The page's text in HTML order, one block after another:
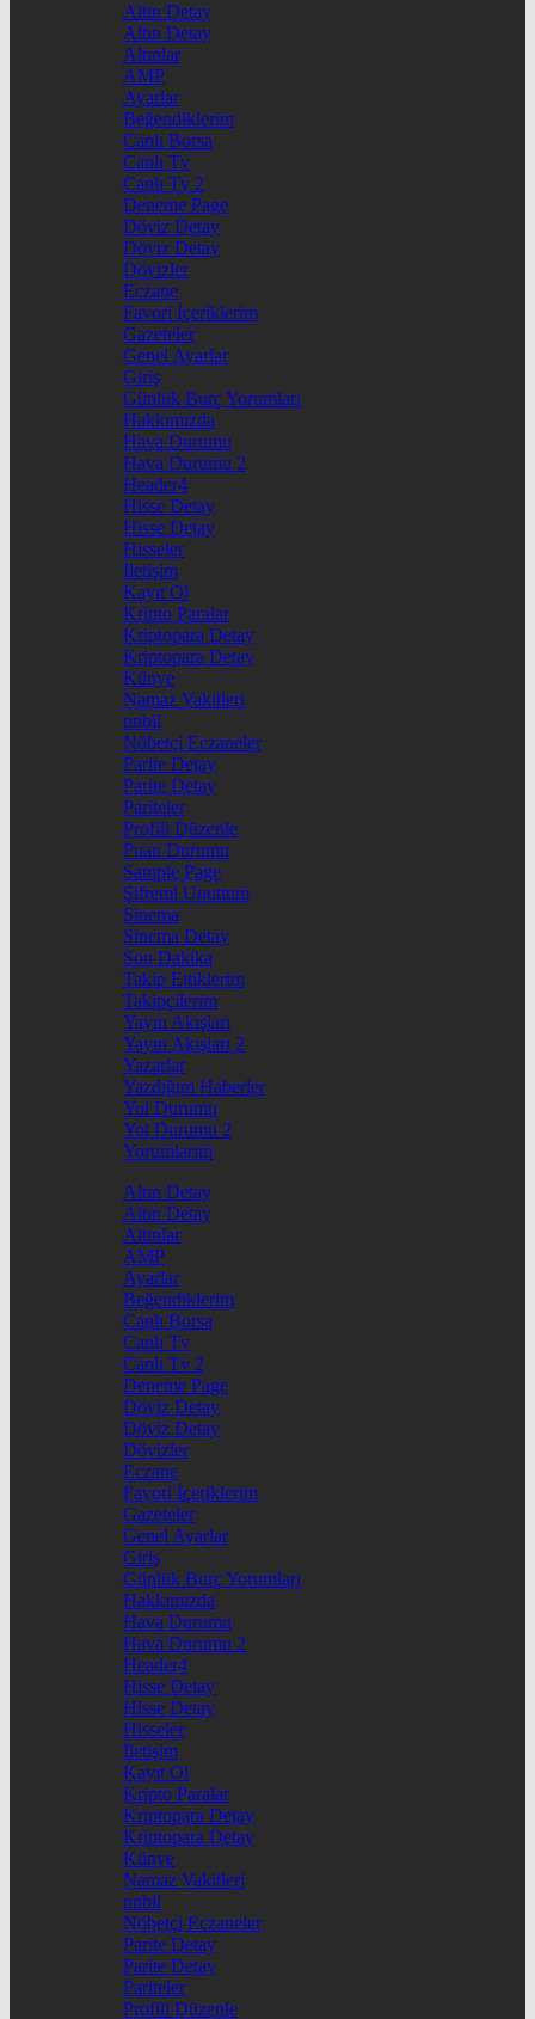
Altın Detay
Altın Detay
Altınlar
AMP
Ayarlar
Beğendiklerim
Canlı Borsa
Canlı Tv
Canlı Tv 2
Deneme Page
Döviz Detay
Döviz Detay
Dövizler
Eczane
Favori İçeriklerim
Gazeteler
Genel Ayarlar
Giriş
Günlük Burç Yorumları
Hakkımızda
Hava Durumu
Hava Durumu 2
Header4
Hisse Detay
Hisse Detay
Hisseler
İletişim
Kayıt Ol
Kripto Paralar
Kriptopara Detay
Kriptopara Detay
Künye
Namaz Vakitleri
nnbil
Nöbetçi Eczaneler
Parite Detay
Parite Detay
Pariteler
Profili Düzenle
Puan Durumu
Sample Page
Şifremi Unuttum
Sinema
Sinema Detay
Son Dakika
Takip Ettiklerim
Takipçilerim
Yayın Akışları
Yayın Akışları 2
Yazarlar
Yazdığım Haberler
Yol Durumu
Yol Durumu 2
Yorumlarım
Altın Detay
Altın Detay
Altınlar
AMP
Ayarlar
Beğendiklerim
Canlı Borsa
Canlı Tv
Canlı Tv 2
Deneme Page
Döviz Detay
Döviz Detay
Dövizler
Eczane
Favori İçeriklerim
Gazeteler
Genel Ayarlar
Giriş
Günlük Burç Yorumları
Hakkımızda
Hava Durumu
Hava Durumu 2
Header4
Hisse Detay
Hisse Detay
Hisseler
İletişim
Kayıt Ol
Kripto Paralar
Kriptopara Detay
Kriptopara Detay
Künye
Namaz Vakitleri
nnbil
Nöbetçi Eczaneler
Parite Detay
Parite Detay
Pariteler
Profili Düzenle